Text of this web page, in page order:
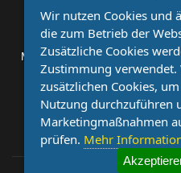
Eishockey
live
im
TV
Möchten Sie, dass auch Ihr
sind Sie bei uns genau richtig.
kostenlose Kooperation.
Sportnachrichten
Wir nutzen Cookies und
die zum Betrieb der
Zusätzliche Cookies
Zustimmung
zusätzlichen Cookies,
Nutzung durchzuführen
Marketingmaßnahmen
prüfen. Mehr